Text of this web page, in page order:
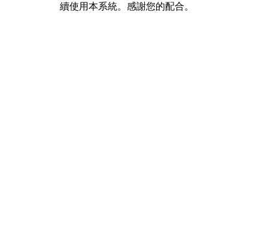
續使用本系統。感謝您的配合。